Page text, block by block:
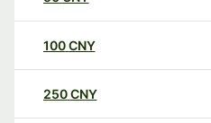
100CNY
250CNY